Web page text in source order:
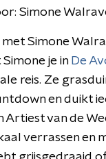
Simone
Simone
je in De
reis. Ze
en duikt
Artiest van de
verrassen en